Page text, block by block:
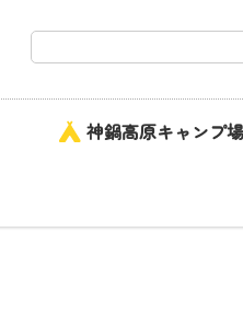
神鍋高原キャンプ